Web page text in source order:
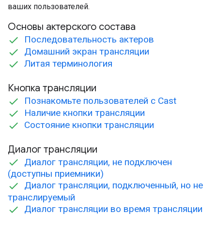
ваших пользователей.
Основы актерского состава
Последовательность актеров
Домашний экран трансляции
Литая терминология
Кнопка трансляции
Познакомьте пользователей с Cast
Наличие кнопки трансляции
Состояние кнопки трансляции
Диалог трансляции
Диалог трансляции, не подключен
(доступны приемники)
Диалог трансляции, подключенный, но не
транслируемый
Диалог трансляции во время трансляции